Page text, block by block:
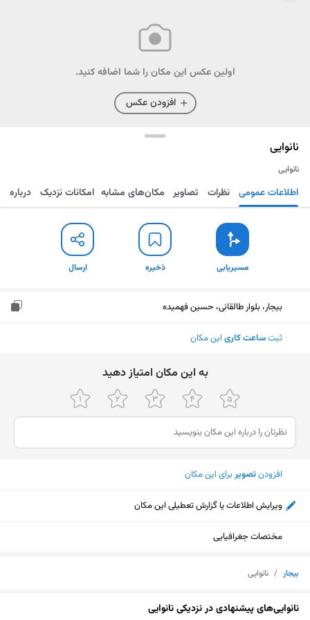
اولین عکس این مکان را شما اضافه کنید.
افزودن عکس
نانوایی
نانوایی
مسیریابی ذخیره ارسال اطلاعات عمومی نظرات تصاویر مکان‌های مشابه امکانات نزدیک درباره
مسیریابی ذخیره ارسال
بیجار، بلوار طالقانی، حسین فهمیده
ثبتساعت کاری این مکان
ﺑﻪ اﯾﻦ ﻣﮑﺎن اﻣﺘﯿﺎز دﻫﯿﺪ
افزودنتصویربرای این مکان
ویرایش اطلاعات یا گزارش تعطیلی این مکان
مختصات جغرافیایی
بیجار / نانوایی
نانوایی‌های پیشنهادی در نزدیکی نانوایی